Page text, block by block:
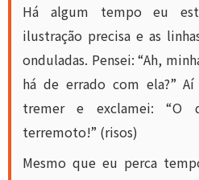
Há algum tempo eu
ilustração precisa e as
onduladas. Pensei: “Ah,
há de errado com ela?”
tremer e exclamei: “O
terremoto!” (risos)
Mesmo que eu perca